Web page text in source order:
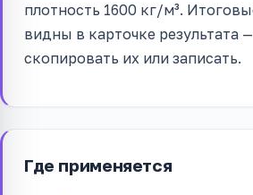
плотность 1600 кг/м³.
видны в карточке результата
скопировать их или записать.
Где применяется